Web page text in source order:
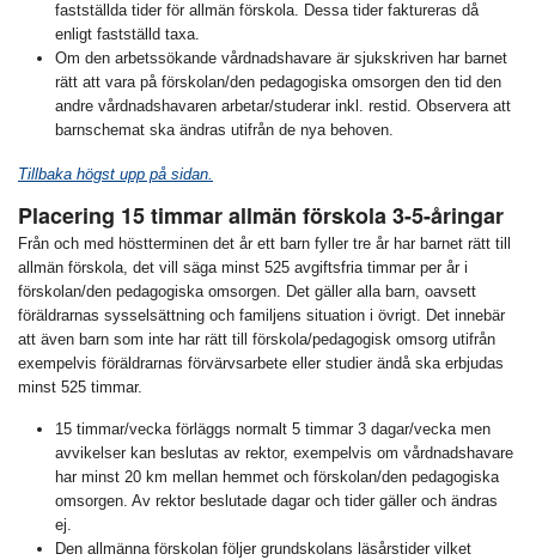
fastställda tider för allmän förskola. Dessa tider faktureras då
enligt fastställd taxa.
Om den arbetssökande vårdnadshavare är sjukskriven har barnet
rätt att vara på förskolan/den pedagogiska omsorgen den tid den
andre vårdnadshavaren arbetar/studerar inkl. restid. Observera att
barnschemat ska ändras utifrån de nya behoven.
Tillbaka högst upp på sidan.
Placering 15 timmar allmän förskola 3-5-åringar
Från och med höstterminen det år ett barn fyller tre år har barnet rätt till
allmän förskola, det vill säga minst 525 avgiftsfria timmar per år i
förskolan/den pedagogiska omsorgen. Det gäller alla barn, oavsett
föräldrarnas sysselsättning och familjens situation i övrigt. Det innebär
att även barn som inte har rätt till förskola/pedagogisk omsorg utifrån
exempelvis föräldrarnas förvärvsarbete eller studier ändå ska erbjudas
minst 525 timmar.
15 timmar/vecka förläggs normalt 5 timmar 3 dagar/vecka men
avvikelser kan beslutas av rektor, exempelvis om vårdnadshavare
har minst 20 km mellan hemmet och förskolan/den pedagogiska
omsorgen. Av rektor beslutade dagar och tider gäller och ändras
ej.
Den allmänna förskolan följer grundskolans läsårstider vilket